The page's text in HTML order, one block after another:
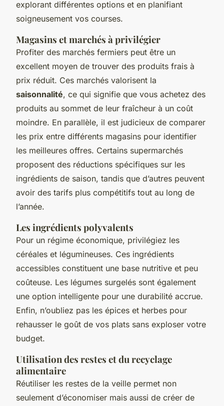
explorant différentes options et en planifiant
soigneusement vos courses.
Magasins et marchés à privilégier
Profiter des marchés fermiers peut être un
excellent moyen de trouver des produits frais à
prix réduit. Ces marchés valorisent la
saisonnalité, ce qui signifie que vous achetez des
produits au sommet de leur fraîcheur à un coût
moindre. En parallèle, il est judicieux de comparer
les prix entre différents magasins pour identifier
les meilleures offres. Certains supermarchés
proposent des réductions spécifiques sur les
ingrédients de saison, tandis que d’autres peuvent
avoir des tarifs plus compétitifs tout au long de
l’année.
Les ingrédients polyvalents
Pour un régime économique, privilégiez les
céréales et légumineuses. Ces ingrédients
accessibles constituent une base nutritive et peu
coûteuse. Les légumes surgelés sont également
une option intelligente pour une durabilité accrue.
Enfin, n’oubliez pas les épices et herbes pour
rehausser le goût de vos plats sans exploser votre
budget.
Utilisation des restes et du recyclage
alimentaire
Réutiliser les restes de la veille permet non
seulement d’économiser mais aussi de créer de